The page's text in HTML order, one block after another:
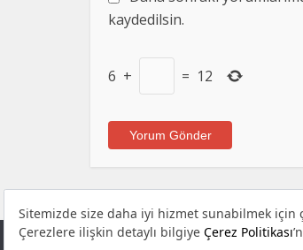
kaydedilsin.
6 + = 12